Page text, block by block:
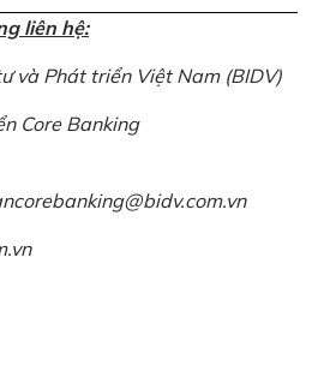
liên hệ:
và Phát triển Việt Nam (BIDV)
Core Banking